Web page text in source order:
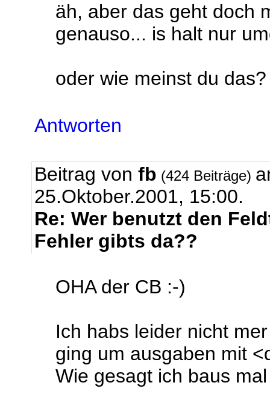
äh, aber das geht doch
genauso... is halt nur
oder wie meinst du
Antworten
Beitrag von fb (424 Beiträge)
25.Oktober.2001, 15:00.
Re: Wer benutzt den
Fehler gibts da??
OHA der CB :-)
Ich habs leider nicht
ging um ausgaben mit
Wie gesagt ich baus